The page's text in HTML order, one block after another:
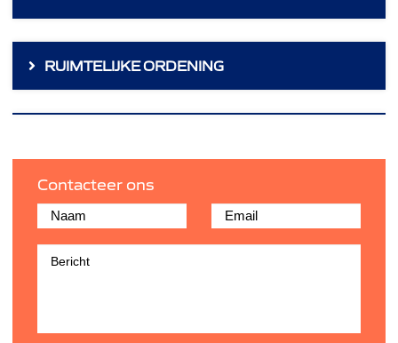
Contacteer ons
RUIMTELIJKE ORDENING